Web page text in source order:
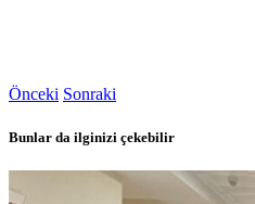
Önceki Sonraki
Bunlar da ilginizi çekebilir